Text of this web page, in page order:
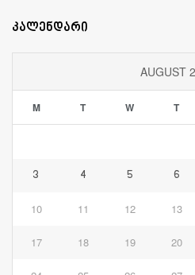
კალენდარი
AUGUST
M T W T
3 4 5 6
10 11 12 13
17 18 19 20